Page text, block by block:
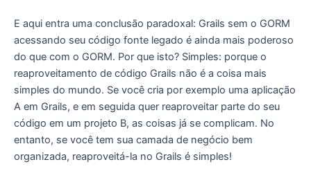
E aqui entra uma conclusão paradoxal: Grails sem o GORM
acessando seu código fonte legado é ainda mais poderoso
do que com o GORM. Por que isto? Simples: porque o
reaproveitamento de código Grails não é a coisa mais
simples do mundo. Se você cria por exemplo uma aplicação
A em Grails, e em seguida quer reaproveitar parte do seu
código em um projeto B, as coisas já se complicam. No
entanto, se você tem sua camada de negócio bem
organizada, reaproveitá-la no Grails é simples!